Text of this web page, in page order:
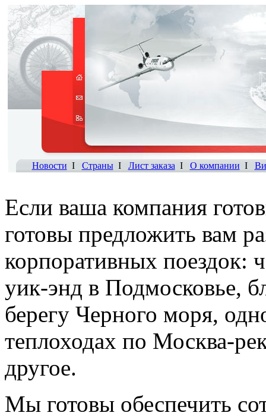
Новости I СтраныI Лист заказа I О компании I
Если ваша компания
готовы предложить вам
корпоративных поездок:
уик-энд в Подмосковье,
берегу Черного моря,
теплоходах по Москва-
другое.
Мы готовы обеспечить